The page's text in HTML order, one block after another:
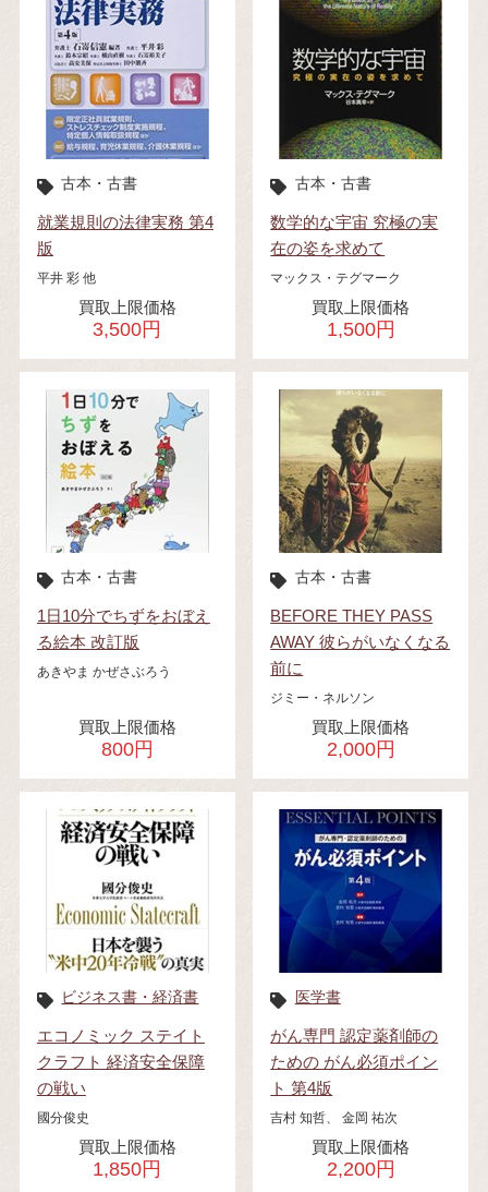
古本・古書
就業規則の法律実務 第4
版
平井 彩 他
買取上限価格
3,500円
古本・古書
数学的な宇宙 究極の実
在の姿を求めて
マックス・テグマーク
買取上限価格
1,500円
古本・古書
1日10分でちずをおぼえ
る絵本 改訂版
あきやま かぜさぶろう
買取上限価格
800円
古本・古書
BEFORE THEY PASS
AWAY 彼らがいなくなる
前に
ジミー・ネルソン
買取上限価格
2,000円
ビジネス書・経済書
エコノミック ステイト
クラフト 経済安全保障
の戦い
國分俊史
買取上限価格
1,850円
医学書
がん専門 認定薬剤師の
ための がん必須ポイン
ト 第4版
吉村 知哲、 金岡 祐次
買取上限価格
2,200円